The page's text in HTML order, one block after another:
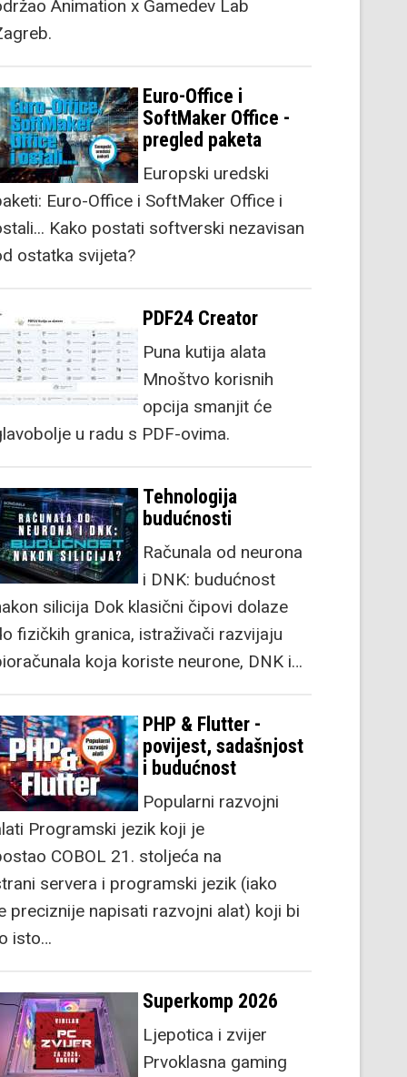
Animation x Gamedev Lab
Euro-Office i
SoftMaker Office -
pregled paketa
Europski uredski
Euro-Office i SoftMaker Office i
Kako postati softverski nezavisan
ostatka svijeta?
PDF24 Creator
Puna kutija alata
Mnoštvo korisnih
opcija smanjit će
u radu s PDF-ovima.
Tehnologija
budućnosti
Računala od neurona
i DNK: budućnost
silicija Dok klasični čipovi dolaze
fizičkih granica, istraživači razvijaju
koja koriste neurone, DNK i…
PHP & Flutter -
povijest, sadašnjost
i budućnost
Popularni razvojni
Programski jezik koji je
COBOL 21. stoljeća na
servera i programski jezik (iako
preciznije napisati razvojni alat) koji bi
isto…
Superkomp 2026
Ljepotica i zvijer
Prvoklasna gaming